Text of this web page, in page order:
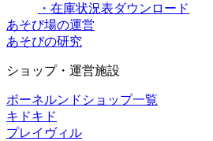
・在庫状況表ダウンロード
あそび場の運営
あそびの研究
ショップ・運営施設
ボーネルンドショップ一覧
キドキド
プレイヴィル